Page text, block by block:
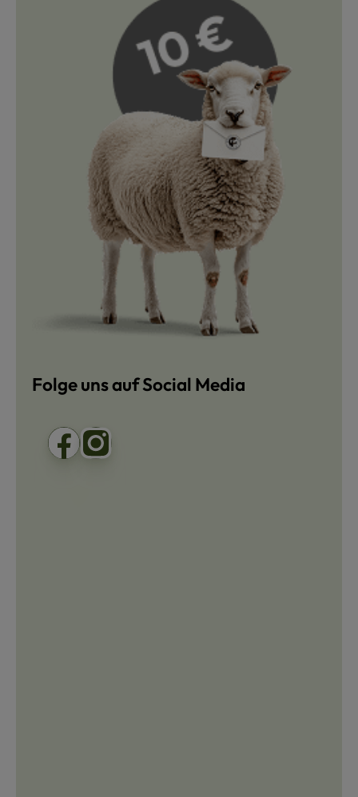
Folge uns auf Social Media